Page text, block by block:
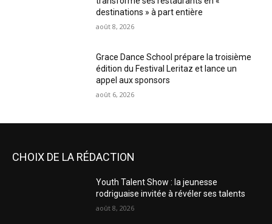
destinations » à part entière
août 8, 2026
Grace Dance School prépare la troisième
édition du Festival Leritaz et lance un
appel aux sponsors
août 6, 2026
CHOIX DE LA RÉDACTION
Youth Talent Show : la jeunesse
rodriguaise invitée à révéler ses talents
août 8, 2026